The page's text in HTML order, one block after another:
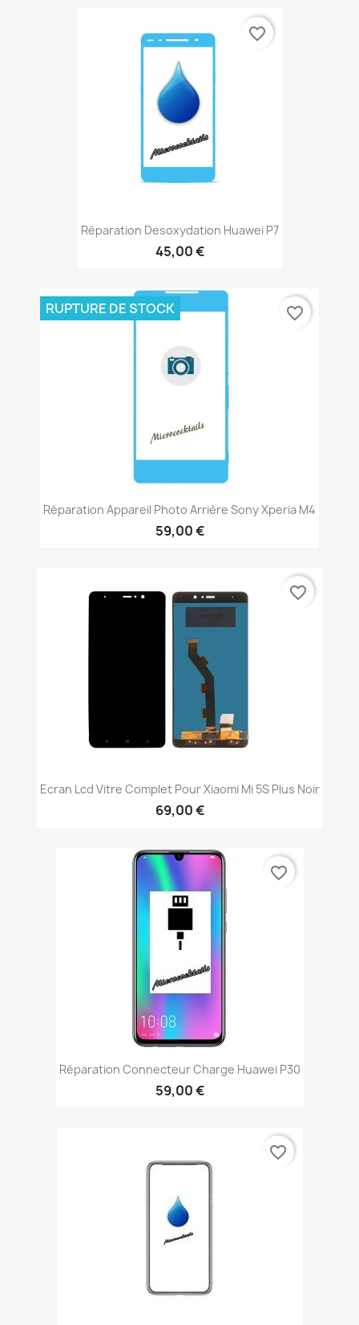
Réparation Desoxydation Huawei P7
45,00 €
favorite_border
Réparation Appareil Photo Arrière Sony Xperia M4
59,00 €
RUPTURE DE STOCK favorite_border
Ecran Lcd Vitre Complet Pour Xiaomi Mi 5S Plus Noir
69,00 €
favorite_border
Réparation Connecteur Charge Huawei P30
59,00 €
favorite_border
favorite_border